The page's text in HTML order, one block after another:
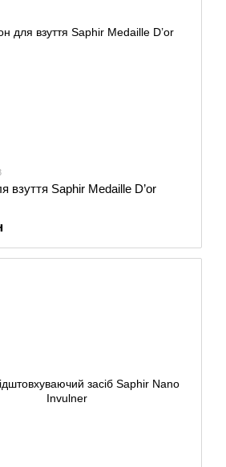
взуття Saphir Medaille D’or